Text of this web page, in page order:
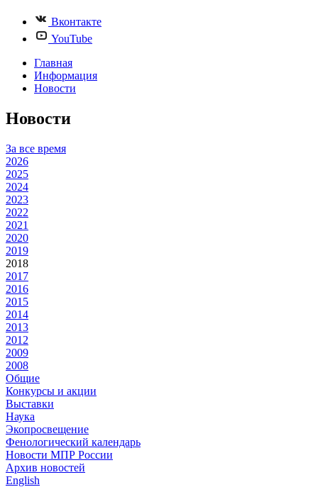
Вконтакте
YouTube
Главная
Информация
Новости
Новости
За все время
2026
2025
2024
2023
2022
2021
2020
2019
2018
2017
2016
2015
2014
2013
2012
2009
2008
Общие
Конкурсы и акции
Выставки
Наука
Экопросвещение
Фенологический календарь
Новости МПР России
Архив новостей
English